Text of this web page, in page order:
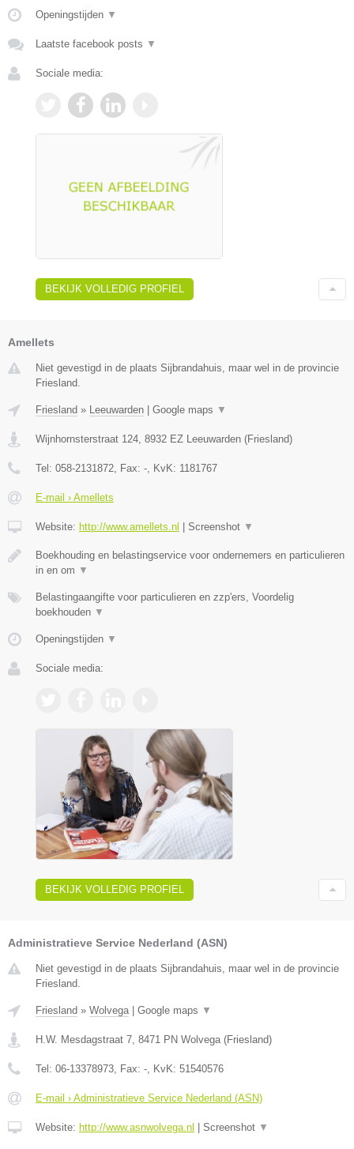
Openingstijden ▼
Laatste facebook posts ▼
Sociale media:
BEKIJK VOLLEDIG PROFIEL
Amellets
Niet gevestigd in de plaats Sijbrandahuis, maar wel in de provincie
Friesland.
Friesland » Leeuwarden | Google maps ▼
Wijnhornsterstraat 124 8932 EZ Leeuwarden (Friesland)
Tel: 058-2131872 , Fax: - , KvK: 1181767
E-mail › Amellets
Website: http://www.amellets.nl | Screenshot ▼
Boekhouding en belastingservice voor ondernemers en particulieren
in en om ▼
Belastingaangifte voor particulieren en zzp'ers, Voordelig
boekhouden ▼
Openingstijden ▼
Sociale media:
BEKIJK VOLLEDIG PROFIEL
Administratieve Service Nederland (ASN)
Niet gevestigd in de plaats Sijbrandahuis, maar wel in de provincie
Friesland.
Friesland » Wolvega| Google maps ▼
H.W. Mesdagstraat 7, 8471 PN Wolvega(Friesland)
Tel: 06-13378973, Fax: -, KvK: 51540576
E-mail › Administratieve Service Nederland (ASN)
Website: http://www.asnwolvega.nl Screenshot ▼